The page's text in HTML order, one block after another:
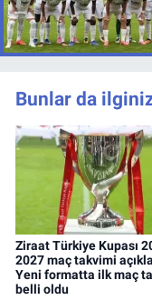
Bunlar da
Ziraat Türkiye Kupası
2027 maç takvimi
Yeni formatta ilk maç
belli oldu